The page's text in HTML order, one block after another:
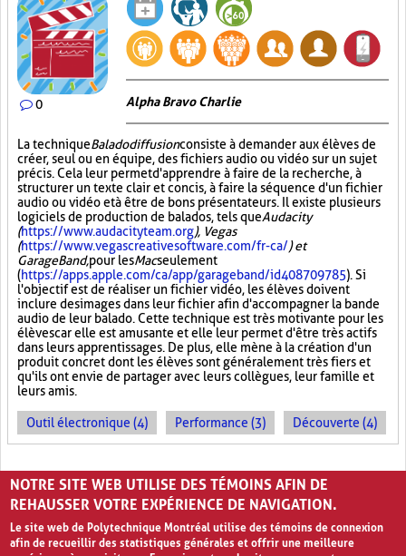
0 Alpha Bravo Charlie
La techniqueBaladodiffusionconsiste à demander aux élèves de
créer, seul ou en équipe, des fichiers audio ou vidéo sur un sujet
précis. Cela leur permet d'apprendre à faire de la recherche, à
structurer un texte clair et concis, à faire la séquence d'un fichier
audio ou vidéo et à être de bons présentateurs. Il existe plusieurs
logiciels de production de balados, tels queAudacity
(https://www.audacityteam.org), Vegas
(https://www.vegascreativesoftware.com/fr-ca/) et
GarageBand,pour lesMacseulement
(https://apps.apple.com/ca/app/garageband/id408709785). Si
l'objectif est de réaliser un fichier vidéo, les élèves doivent
inclure des images dans leur fichier afin d'accompagner la bande
audio de leur balado. Cette technique est très motivante pour les
élèves car elle est amusante et elle leur permet d'être très actifs
dans leurs apprentissages. De plus, elle mène à la création d'un
produit concret dont les élèves sont généralement très fiers et
qu'ils ont envie de partager avec leurs collègues, leur famille et
leurs amis.
Outil électronique (4) Performance (3) Découverte (4)
PAGES
1 2 › »
NOTRE SITE WEB UTILISE DES TÉMOINS AFIN DE
REHAUSSER VOTRE EXPÉRIENCE DE NAVIGATION.
Le site web de Polytechnique Montréal utilise des témoins de connexion
afin de recueillir des statistiques générales et offrir une meilleure